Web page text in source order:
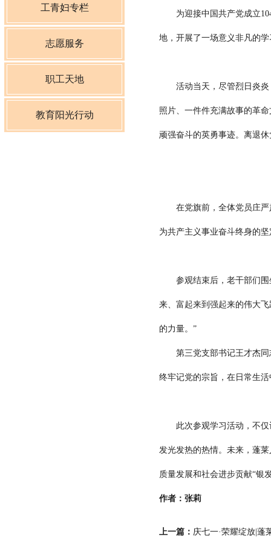
工青妇专栏
志愿服务
职工天地
教育阳光行动
为迎接中国共产党成立104
地，开展了一场意义非凡的
活动当天，尽管烈日炎炎
照片、一件件充满故事的革
顽强奋斗的英勇事迹。离退
在党旗前，全体党员庄严
为共产主义事业奋斗终身的
参观结束后，老干部们围坐
来、富起来到强起来的伟大
的力量。”
第三党支部书记王才杰同
终牢记党的宗旨，在日常生
此次参观学习活动，不仅
发光发热的热情。未来，蓬
质量发展和社会进步贡献“银
作者：张莉
上一篇： 庆七一·荣耀绽放|蓬